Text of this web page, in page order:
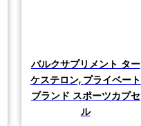
バルクサプリメント ター
ケステロン, プライベート
ブランド スポーツカプセ
ル